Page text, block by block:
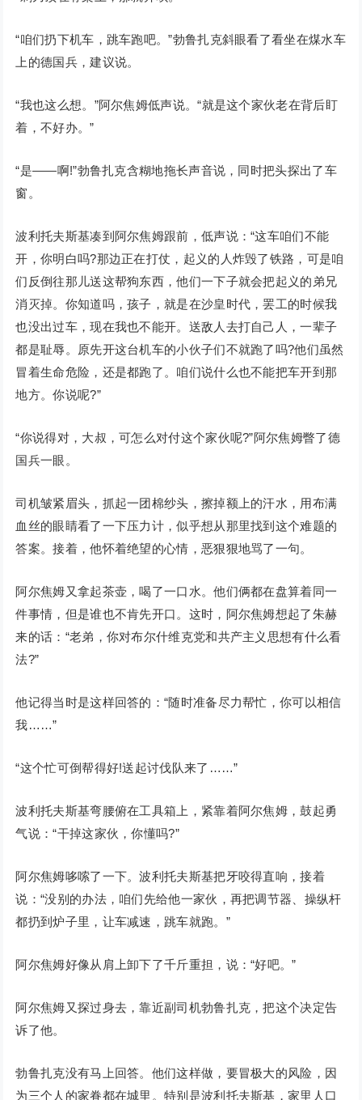
“咱们扔下机车，跳车跑吧。”勃鲁扎克斜眼看了看坐在煤水车
上的德国兵，建议说。
“我也这么想。”阿尔焦姆低声说。“就是这个家伙老在背后盯
着，不好办。”
“是——啊!”勃鲁扎克含糊地拖长声音说，同时把头探出了车
窗。
波利托夫斯基凑到阿尔焦姆跟前，低声说：“这车咱们不能
开，你明白吗?那边正在打仗，起义的人炸毁了铁路，可是咱
们反倒往那儿送这帮狗东西，他们一下子就会把起义的弟兄
消灭掉。你知道吗，孩子，就是在沙皇时代，罢工的时候我
也没出过车，现在我也不能开。送敌人去打自己人，一辈子
都是耻辱。原先开这台机车的小伙子们不就跑了吗?他们虽然
冒着生命危险，还是都跑了。咱们说什么也不能把车开到那
地方。你说呢?”
“你说得对，大叔，可怎么对付这个家伙呢?”阿尔焦姆瞥了德
国兵一眼。
司机皱紧眉头，抓起一团棉纱头，擦掉额上的汗水，用布满
血丝的眼睛看了一下压力计，似乎想从那里找到这个难题的
答案。接着，他怀着绝望的心情，恶狠狠地骂了一句。
阿尔焦姆又拿起茶壶，喝了一口水。他们俩都在盘算着同一
件事情，但是谁也不肯先开口。这时，阿尔焦姆想起了朱赫
来的话：“老弟，你对布尔什维克党和共产主义思想有什么看
法?”
他记得当时是这样回答的：“随时准备尽力帮忙，你可以相信
我……”
“这个忙可倒帮得好!送起讨伐队来了……”
波利托夫斯基弯腰俯在工具箱上，紧靠着阿尔焦姆，鼓起勇
气说：“干掉这家伙，你懂吗?”
阿尔焦姆哆嗦了一下。波利托夫斯基把牙咬得直响，接着
说：“没别的办法，咱们先给他一家伙，再把调节器、操纵杆
都扔到炉子里，让车减速，跳车就跑。”
阿尔焦姆好像从肩上卸下了千斤重担，说：“好吧。”
阿尔焦姆又探过身去，靠近副司机勃鲁扎克，把这个决定告
诉了他。
勃鲁扎克没有马上回答。他们这样做，要冒极大的风险，因
为三个人的家眷都在城里。特别是波利托夫斯基，家里人口